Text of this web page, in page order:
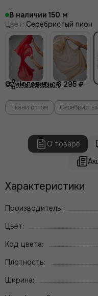
В наличии 150
Цвет: Серебристый пион
Сумма заказа:6 295 ₽
Поделиться
Ткани оптом
О товаре
Характеристики
Производитель:
Цвет:
Код цвета:
Плотность:
Ширина: